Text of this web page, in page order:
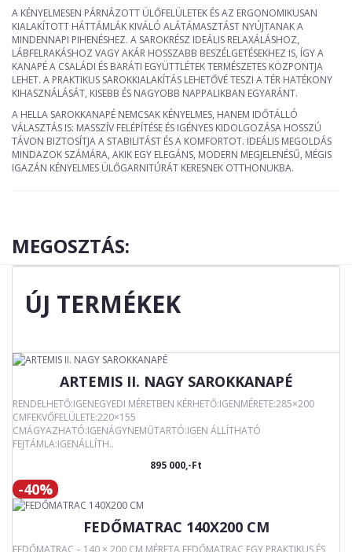
A KÉNYELMESEN PÁRNÁZOTT ÜLŐFELÜLETEK ÉS AZ ERGONOMIKUSAN
KIALAKÍTOTT HÁTTÁMLÁK KIVÁLÓ ALÁTÁMASZTÁST NYÚJTANAK A
MINDENNAPI PIHENÉSHEZ. A SAROKRÉSZ IDEÁLIS RELAXÁLÁSHOZ,
LÁBFELRAKÁSHOZ VAGY AKÁR HOSSZABB BESZÉLGETÉSEKHEZ IS, ÍGY A
KANAPÉ A CSALÁDI ÉS BARÁTI EGYÜTTLÉTEK TERMÉSZETES KÖZPONTJA
LEHET. A PRAKTIKUS SAROKKIALAKÍTÁS LEHETŐVÉ TESZI A TÉR HATÉKONY
KIHASZNÁLÁSÁT, KISEBB ÉS NAGYOBB NAPPALIKBAN EGYARÁNT.
A HELLA SAROKKANAPÉ NEMCSAK KÉNYELMES, HANEM IDŐTÁLLÓ
VÁLASZTÁS IS: MASSZÍV FELÉPÍTÉSE ÉS IGÉNYES KIDOLGOZÁSA HOSSZÚ
TÁVON BIZTOSÍTJA A STABILITÁST ÉS A KOMFORTOT. IDEÁLIS MEGOLDÁS
MINDAZOK SZÁMÁRA, AKIK EGY ELEGÁNS, MODERN MEGJELENÉSŰ, MÉGIS
IGAZÁN KÉNYELMES ÜLŐGARNITÚRÁT KERESNEK OTTHONUKBA.
MEGOSZTÁS:
ÚJ TERMÉKEK
ARTEMIS II. NAGY SAROKKANAPÉ
RENDELHETŐ:IGENEGYEDI MÉRETBEN KÉRHETŐ:IGENMÉRETE:285×200
CMFEKVŐFELÜLETE:220×155
CMÁGYAZHATÓ:IGENÁGYNEMŰTARTÓ:IGEN ÁLLÍTHATÓ
FEJTÁMLA:IGENÁLLÍTH..
895 000,-Ft
-40%
FEDŐMATRAC 140X200 CM